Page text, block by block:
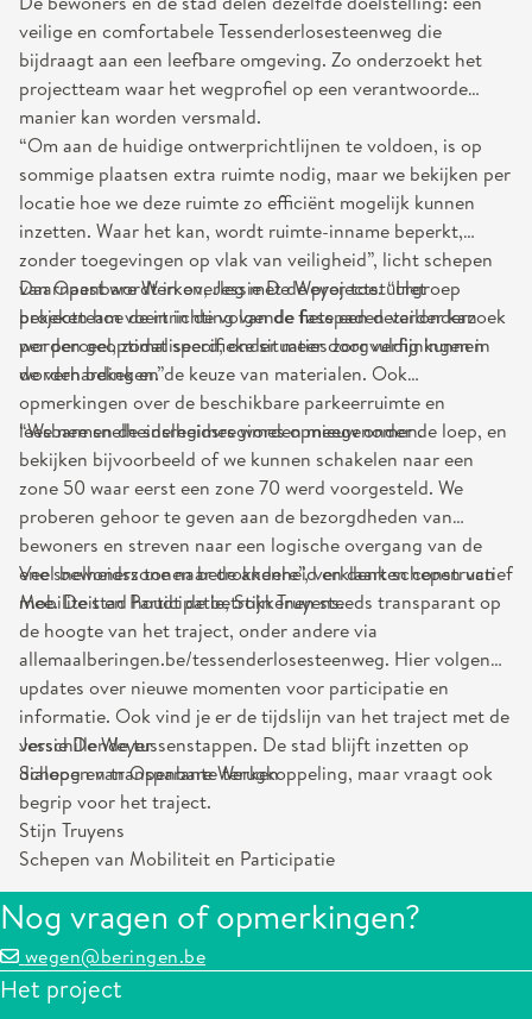
veilige en comfortabele Tessenderlosesteenweg die
bijdraagt aan een leefbare omgeving. Zo onderzoekt het
projectteam waar het wegprofiel op een verantwoorde
manier kan worden versmald.
“Om aan de huidige ontwerprichtlijnen te voldoen, is op
sommige plaatsen extra ruimte nodig, maar we bekijken per
locatie hoe we deze ruimte zo efficiënt mogelijk kunnen
inzetten. Waar het kan, wordt ruimte-inname beperkt,
zonder toegevingen op vlak van veiligheid”, licht schepen
van Openbare Werken, Jessie De Weyer toe. “Het
projectteam voert in de volgende fase een detailonderzoek
per perceel, zodat specifieke situaties zorgvuldig kunnen
worden bekeken.”
Daarnaast wordt in overleg met de projectstuurgroep
bekeken hoe de inrichting van de fietspaden verder kan
worden geoptimaliseerd, onder meer door verfijningen in
de verharding en de keuze van materialen. Ook
opmerkingen over de beschikbare parkeerruimte en
leesbare snelheidsregimes worden meegenomen.
“We nemen de snelheidsregimes opnieuw onder de loep, en
bekijken bijvoorbeeld of we kunnen schakelen naar een
zone 50 waar eerst een zone 70 werd voorgesteld. We
proberen gehoor te geven aan de bezorgdheden van
bewoners en streven naar een logische overgang van de
ene snelheidszone naar de andere”, verklaart schepen van
Mobiliteit en Participatie, Stijn Truyens.
Veel bewoners tonen betrokkenheid en denken constructief
mee. De stad houdt de betrokkenen steeds transparant op
de hoogte van het traject, onder andere via
allemaalberingen.be/tessenderlosesteenweg. Hier volgen
updates over nieuwe momenten voor participatie en
informatie. Ook vind je er de tijdslijn van het traject met de
verschillende tussenstappen. De stad blijft inzetten op
dialoog en transparante terugkoppeling, maar vraagt ook
begrip voor het traject.
Jessie De Weyer
Schepen van Openbare Werken
Stijn Truyens
Schepen van Mobiliteit en Participatie
Nog vragen of opmerkingen?
wegen@beringen.be
Het project